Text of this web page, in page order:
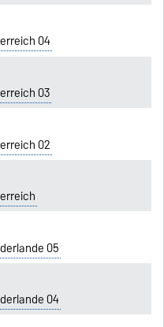
04
03
02
05
04